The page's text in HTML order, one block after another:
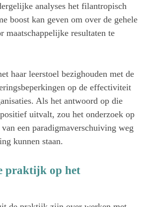
analyses het filantropisch
boost kan geven om over de gehele
maatschappelijke resultaten te
haar leerstoel bezighouden met de
op de effectiviteit
Als het antwoord op die
uitvalt, zou het onderzoek op
een paradigmaverschuiving weg
kunnen staan.
praktijk op het